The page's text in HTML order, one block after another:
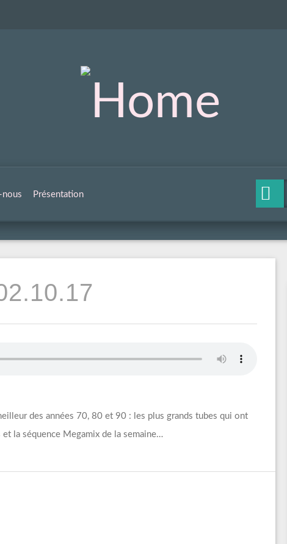
nous Présentation
des années 70, 80 et 90 : les plus grands tubes qui ont
la séquence Megamix de la semaine…